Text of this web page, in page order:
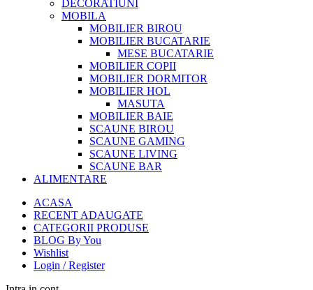
DECORATIUNI
MOBILA
MOBILIER BIROU
MOBILIER BUCATARIE
MESE BUCATARIE
MOBILIER COPII
MOBILIER DORMITOR
MOBILIER HOL
MASUTA
MOBILIER BAIE
SCAUNE BIROU
SCAUNE GAMING
SCAUNE LIVING
SCAUNE BAR
ALIMENTARE
ACASA
RECENT ADAUGATE
CATEGORII PRODUSE
BLOG By You
Wishlist
Login / Register